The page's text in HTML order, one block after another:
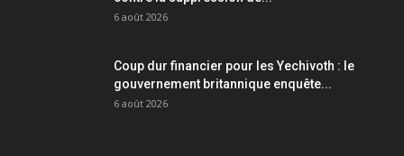
6 août 2026
Coup dur financier pour les Yechivoth : le
gouvernement britannique enquête...
6 août 2026